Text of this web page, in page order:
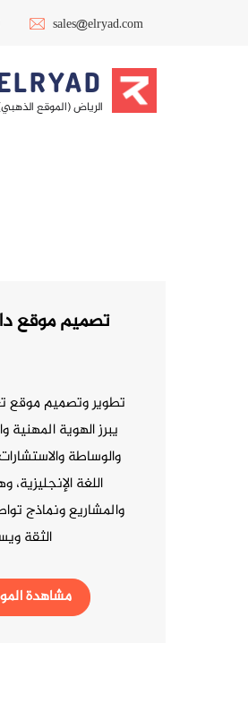
sales@elryad.com
الرياض (الموقع
تصميم موقع
تطوير وتصميم موقع
يبرز الهوية
اللغة
والمشاريع ونماذج
الثقة
مشاهدة